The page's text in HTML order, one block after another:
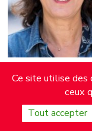
Soumya
Ce site utilise
ceux
Tout accepter